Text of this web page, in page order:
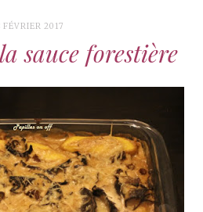
FÉVRIER 2017
sauce forestière